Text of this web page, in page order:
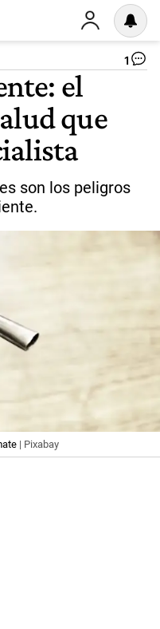
1
el
que
son los peligros
| Pixabay